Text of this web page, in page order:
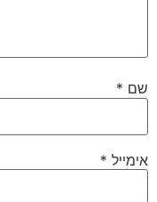
שם *
אימייל *